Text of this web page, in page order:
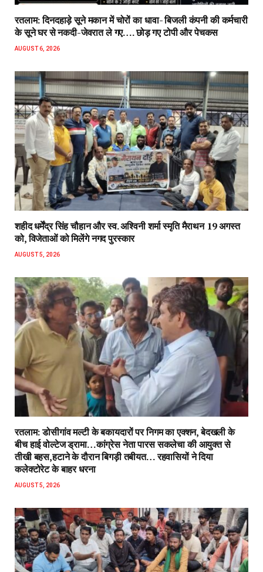
रतलाम: दिनदहाड़े सूने मकान में चोरों का धावा- बिजली कंपनी की कर्मचारी
के सूने घर से नकदी-जेवरात ले गए…. छोड़ गए टोपी और पेचकस
AUGUST 6, 2026
शहीद धर्मेंद्र सिंह चौहान और स्व. अश्विनी शर्मा स्मृति मैराथन 19 अगस्त
को, विजेताओं को मिलेंगे नगद पुरस्कार
AUGUST 5, 2026
रतलाम: डोसीगांव मल्टी के बकायदारों पर निगम का एक्शन, बेदखली के
बीच हाई वोल्टेज ड्रामा…कांग्रेस नेता पारस सकलेचा की आयुक्त से
तीखी बहस,हटाने के दौरान बिगड़ी तबीयत… रहवासियों ने दिया
कलेक्टोरेट के बाहर धरना
AUGUST 5, 2026